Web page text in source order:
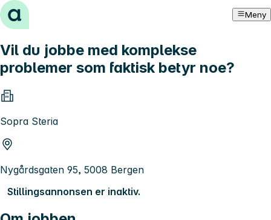
Hopp til innhold Meny
Vil du jobbe med komplekse
problemer som faktisk betyr noe?
Sopra Steria
Nygårdsgaten 95, 5008 Bergen
Stillingsannonsen er inaktiv.